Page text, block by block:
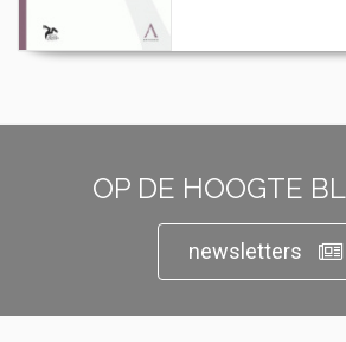
OP DE HOOGTE
newsletters